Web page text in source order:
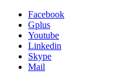
Facebook
Gplus
Youtube
Linkedin
Skype
Mail